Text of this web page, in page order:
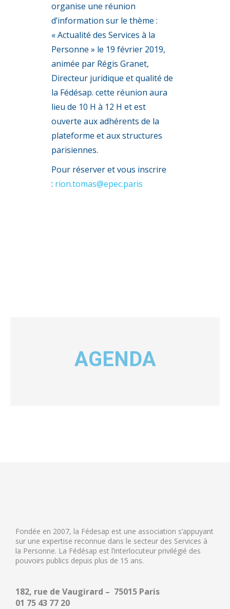
organise une réunion
d’information sur le thème :
« Actualité des Services à la
Personne » le 19 février 2019,
animée par Régis Granet,
Directeur juridique et qualité de
la Fédésap. cette réunion aura
lieu de 10 H à 12 H et est
ouverte aux adhérents de la
plateforme et aux structures
parisiennes.
Pour réserver et vous inscrire
: rion.tomas@epec.paris
AGENDA
Fondée en 2007, la Fédesap est une association s’appuyant
sur une expertise reconnue dans le secteur des Services à
la Personne. La Fédésap est l’interlocuteur privilégié des
pouvoirs publics depuis plus de 15 ans.
182, rue de Vaugirard – 75015 Paris
01 75 43 77 20